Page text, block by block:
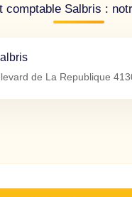
comptable Salbris :
de La Republique